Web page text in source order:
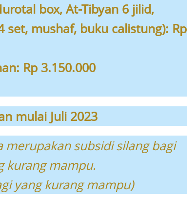
box, At-Tibyan 6 jilid,
set, mushaf, buku calistung): Rp
Rp 3.150.000
mulai Juli 2023
merupakan subsidi silang bagi
kurang mampu.
yang kurang mampu)